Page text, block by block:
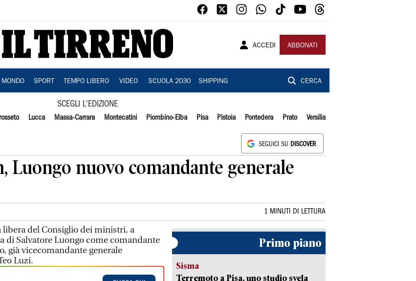
ACCEDI ABBONATI
MONDO SPORT TEMPO LIBERO VIDEO SCUOLA 2030 SHIPPING CERCA
SCEGLI L'EDIZIONE
Lucca Massa-Carrara Montecatini Piombino-Elba Pisa Pistoia Pontedera Prato Versilia
SEGUICI SU DISCOVER
Luongo nuovo comandante generale
1 MINUTI DI LETTURA
libera del Consiglio dei ministri, a
di Salvatore Luongo come comandante
già vicecomandante generale
Luzi.
Primo piano
Sisma
Terremoto a Pisa, uno studio svela